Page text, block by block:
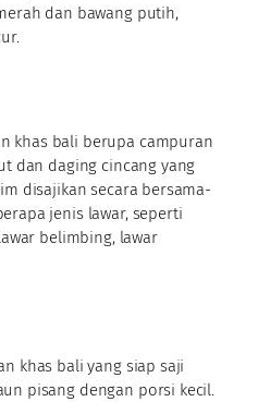
dan bawang putih,
khas bali berupa campuran
dan daging cincang yang
disajikan secara bersama-
jenis lawar, seperti
belimbing, lawar
khas bali yang siap saji
pisang dengan porsi kecil.